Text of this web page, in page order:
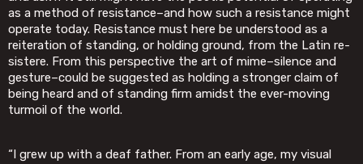
as a method of resistance–and how such a resistance might
operate today. Resistance must here be understood as a
reiteration of standing, or holding ground, from the Latin re-
sistere. From this perspective the art of mime–silence and
gesture–could be suggested as holding a stronger claim of
being heard and of standing firm amidst the ever-moving
turmoil of the world.
“I grew up with a deaf father. From an early age, my visual